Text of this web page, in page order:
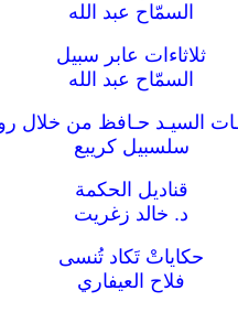
السمّاح عبد الله
ثلاثاءات عابر سبيل
السمّاح عبد الله
السيـد حـافظ من خلال
سلسبيل كريبع
قناديل الحكمة
د. خالد زغريت
حكاياتْ تَكاد تُنسى
فلاح العيفاري